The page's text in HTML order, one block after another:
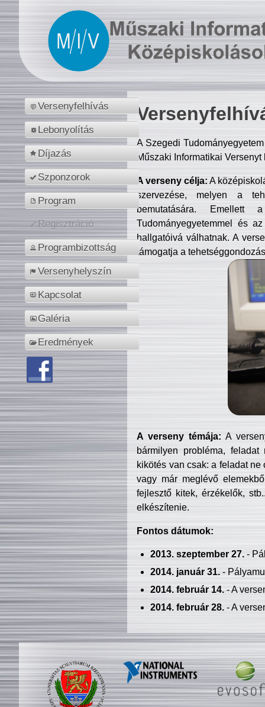
Versenyfelhívás
Lebonyolítás
Díjazás
Szponzorok
Program
Regisztráció
Programbizottság
Versenyhelyszín
Kapcsolat
Galéria
Eredmények
A Szegedi
Műszaki Informatikai
A verseny célja: A
szervezése, melyen a
bemutatására. Emellett
Tudományegyetemmel és
hallgatóivá válhatnak. A
támogatja a
A verseny témája: A
bármilyen probléma, feladat
kikötés van csak: a feladat
vagy már meglévő
fejlesztő kitek, érzékelők,
elkészítenie.
Fontos dátumok:
2013. szeptember 27.-
2014. január 31.-
2014. február 14.- A
2014. február 28.- A